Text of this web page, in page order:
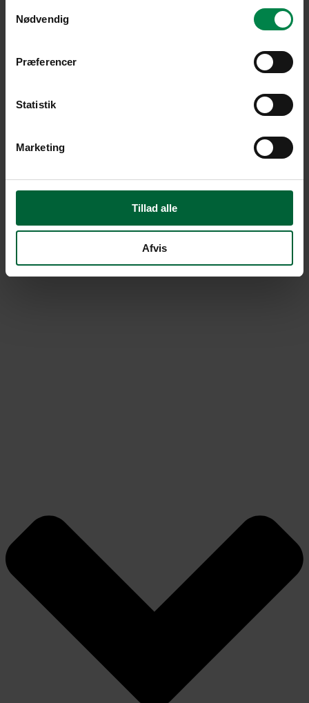
Nødvendig
Præferencer
Statistik
Marketing
Tillad alle
Afvis